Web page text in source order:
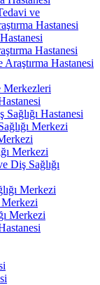
ve
Hastanesi
Hastanesi
Hastanesi
Merkezleri
Hastanesi
Merkezi
Merkezi
Diş Sağlığı
Merkezi
Merkezi
Merkezi